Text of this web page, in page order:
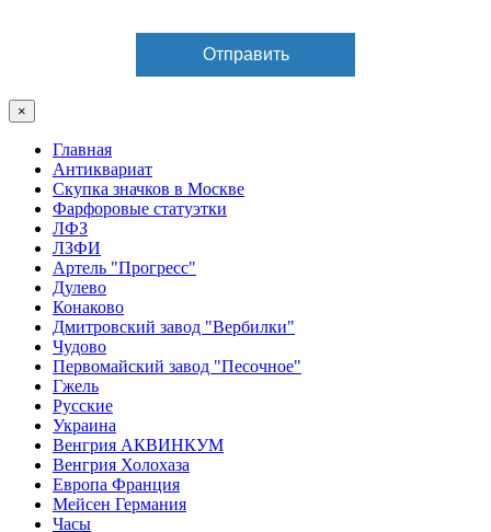
×
Главная
Антиквариат
Скупка значков в Москве
Фарфоровые статуэтки
ЛФЗ
ЛЗФИ
Артель "Прогресс"
Дулево
Конаково
Дмитровский завод "Вербилки"
Чудово
Первомайский завод "Песочное"
Гжель
Русские
Украина
Венгрия АКВИНКУМ
Венгрия Холохаза
Европа Франция
Мейсен Германия
Часы